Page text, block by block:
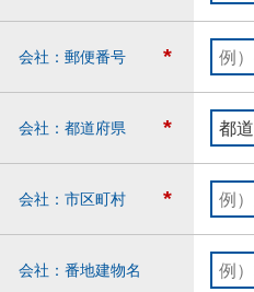
*
会社：郵便番号
*
会社：都道府県
*
会社：市区町村
会社：番地建物名